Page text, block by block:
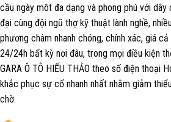
cầu ngày môt đa dạng và phong phú với
đại cùng đội ngũ thợ kỹ thuật lành nghề,
phương châm nhanh chóng, chính xác, giá
24/24h bất kỳ nơi đâu, trong mọi điều kiện
GARA Ô TÔ HIẾU THẢO theo số điện thoại
khắc phục sự cố nhanh nhất nhằm giảm
chờ.